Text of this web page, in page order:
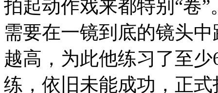
拍起动作戏来都特别“卷
需要在一镜到底的镜头
越高，为此他练习了至
练，依旧未能成功，正